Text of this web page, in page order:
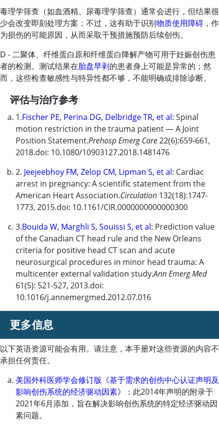
毒理学筛查（如血酒精、尿毒理学筛查）通常会进行，但结果很
少会改变即刻处理方案；不过，这有助于识别物质使用障碍 ，作
为损伤的可能原因，从而采取干预措施预防后续创伤。
D - 二聚体、纤维蛋白原和纤维蛋白降解产物可用于妊娠创伤患
者的检测。测试结果在胎盘早剥的患者身上可能是异常的；然
而，这些检查敏感性与特异性都不够，不能明确或排除诊断。
评估与治疗参考
1.Fischer PE, Perina DG, Delbridge TR, et al: Spinal
motion restriction in the trauma patient — A Joint
Position Statement.Prehosp Emerg Care22(6):659-661,
2018.doi: 10.1080/10903127.2018.1481476
2. Jeejeebhoy FM, Zelop CM, Lipman S, et al: Cardiac
arrest in pregnancy: A scientific statement from the
American Heart Association.Circulation 132(18):1747-
1773, 2015.doi: 10.1161/CIR.0000000000000300
3.Bouida W, Marghli S, Souissi S, et al: Prediction value
of the Canadian CT head rule and the New Orleans
criteria for positive head CT scan and acute
neurosurgical procedures in minor head trauma: A
multicenter external validation study.Ann Emerg Med
61(5): 521-527, 2013.doi:
10.1016/j.annemergmed.2012.07.016
更多信息
以下英语资源可能会有用。请注意，本手册对这些资源的内容不
承担任何责任。
美国外科医师学会修订版《基于需求的创伤中心认证声明及
影响创伤系统的经济驱动因素》： 此2014年声明的附录于
2021年6月添加，旨在解决影响创伤系统的特定经济驱动因
素问题。